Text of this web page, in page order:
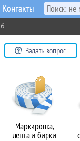
Маркировка,
лента и бирки
Контакты
Задать вопрос